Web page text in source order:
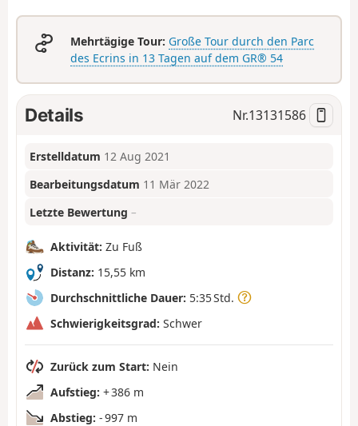
Mehrtägige Tour: Große Tour durch den Parc
des Ecrins in 13 Tagen auf dem GR® 54
Details Nr.13131586
Erstelldatum 12 Aug 2021
Bearbeitungsdatum 11 Mär 2022
Letzte Bewertung –
Aktivität: Zu Fuß
Distanz: 15,55 km
Durchschnittliche Dauer: 5:35 Std.
Schwierigkeitsgrad: Schwer
Zurück zum Start: Nein
Aufstieg: + 386 m
Abstieg: - 997 m